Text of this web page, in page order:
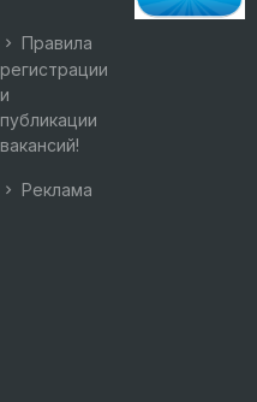
Правила
регистрации
и
публикации
вакансий!
Реклама